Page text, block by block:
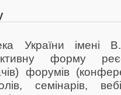
України імені
форму
форумів
семінарів,